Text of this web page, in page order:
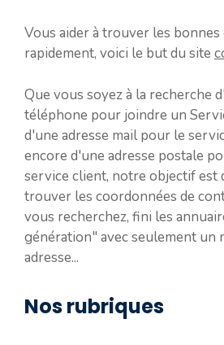
Vous aider à trouver les
rapidement, voici le but du site
Que vous soyez à la recherche
téléphone pour joindre un
d'une adresse mail pour le
encore d'une adresse postale
service client, notre objectif est
trouver les coordonnées de
vous recherchez, fini les
génération" avec seulement un
adresse...
Nos rubriques